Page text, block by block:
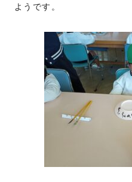
ようです。